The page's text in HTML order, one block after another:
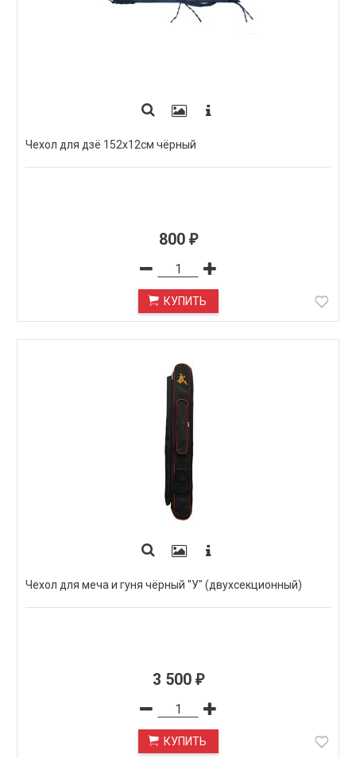
Чехол для дзё 152х12см чёрный
800 ₽
КУПИТЬ
Чехол для меча и гуня чёрный "У" (двухсекционный)
3 500 ₽
КУПИТЬ